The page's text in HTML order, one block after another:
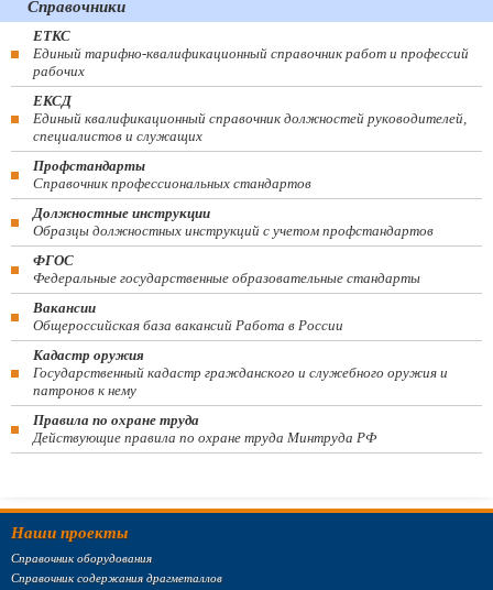
Справочники
ЕТКС
Единый тарифно-квалификационный справочник работ и профессий
рабочих
ЕКСД
Единый квалификационный справочник должностей руководителей,
специалистов и служащих
Профстандарты
Справочник профессиональных стандартов
Должностные инструкции
Образцы должностных инструкций с учетом профстандартов
ФГОС
Федеральные государственные образовательные стандарты
Вакансии
Общероссийская база вакансий Работа в России
Кадастр оружия
Государственный кадастр гражданского и служебного оружия и
патронов к нему
Правила по охране труда
Действующие правила по охране труда Минтруда РФ
Наши проекты
Справочник оборудования
Справочник содержания драгметаллов